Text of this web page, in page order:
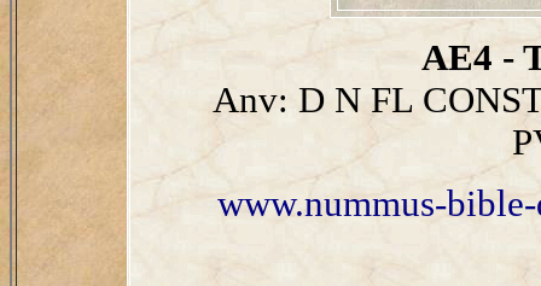
AE4 -
Anv: D N FL
www.nummus-bible-